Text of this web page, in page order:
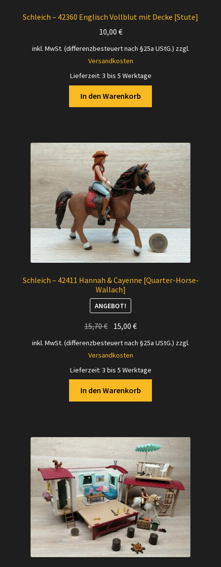
Schleich – 42360 Englisch Vollblut mit Decke [Stute]
10,00 €
inkl. MwSt. (differenzbesteuert nach §25a UStG.) zzgl.
Versandkosten
Lieferzeit: 3 bis 5 Werktage
In den Warenkorb
Schleich – 42411 Hannah & Cayenne [Quarter-Horse-
Wallach]
ANGEBOT!
15,70€ Ursprünglicher
war:
15,00€Aktueller
inkl. MwSt. (differenzbesteuert nach §25a UStG.) zzgl.
Versandkosten
Lieferzeit: 3 bis 5 Werktage
In den Warenkorb